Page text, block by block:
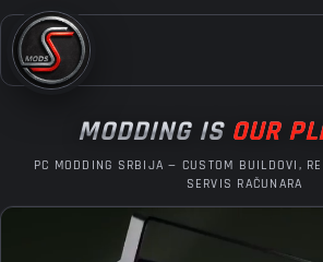
Skip
to
main
MODDING IS OUR
PC MODDING SRBIJA — CUSTOM BUILDOVI,
SERVIS RAČUNARA